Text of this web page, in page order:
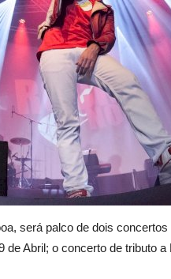
será palco de dois
Abril; o concerto de tributo